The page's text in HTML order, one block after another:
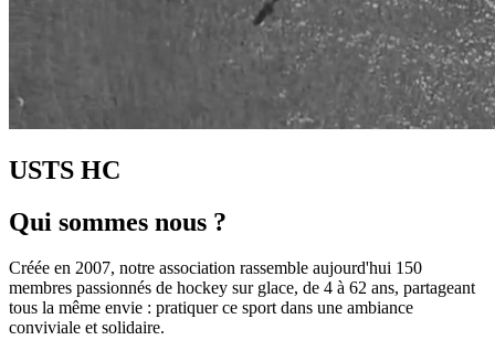
USTS HC
Qui sommes nous ?
Créée en 2007, notre association rassemble aujourd'hui 150
membres passionnés de hockey sur glace, de 4 à 62 ans, partageant
tous la même envie : pratiquer ce sport dans une ambiance
conviviale et solidaire.